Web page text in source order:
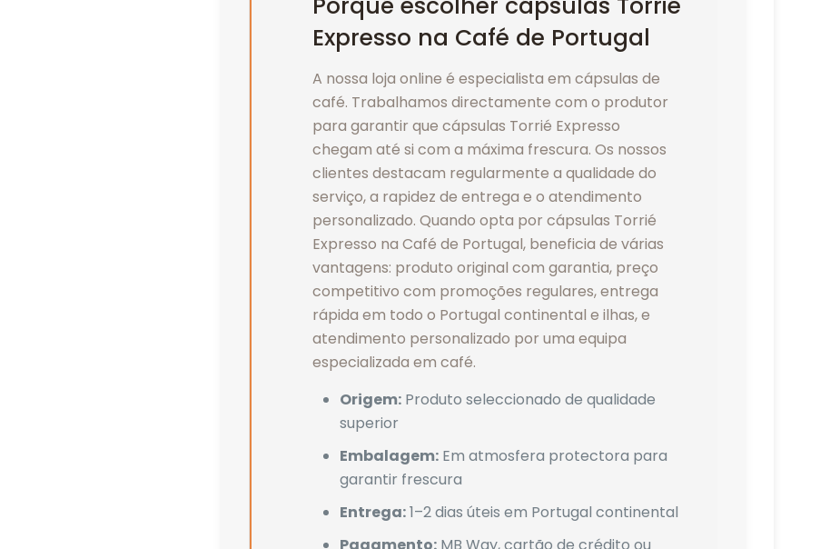
Expresso na Café de Portugal
A nossa loja online é especialista em cápsulas de
café. Trabalhamos directamente com o produtor
para garantir que cápsulas Torrié Expresso
chegam até si com a máxima frescura. Os nossos
clientes destacam regularmente a qualidade do
serviço, a rapidez de entrega e o atendimento
personalizado. Quando opta por cápsulas Torrié
Expresso na Café de Portugal, beneficia de várias
vantagens: produto original com garantia, preço
competitivo com promoções regulares, entrega
rápida em todo o Portugal continental e ilhas, e
atendimento personalizado por uma equipa
especializada em café.
Origem: Produto seleccionado de qualidade
superior
Embalagem: Em atmosfera protectora para
garantir frescura
Entrega:1–2 dias úteis em Portugal continental